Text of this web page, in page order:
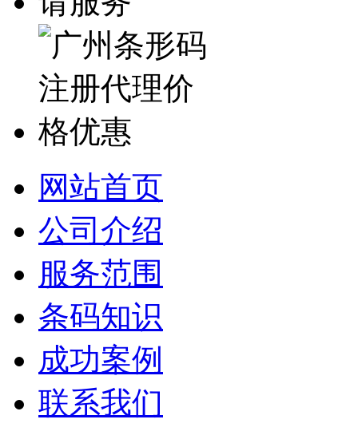
网站首页
公司介绍
服务范围
条码知识
成功案例
联系我们